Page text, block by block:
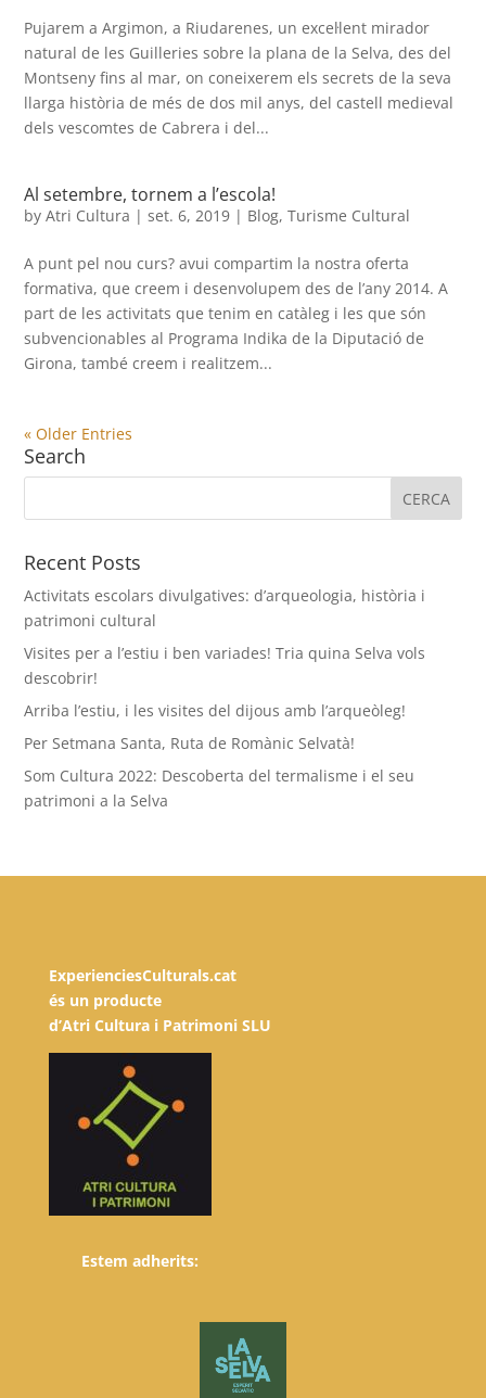
Pujarem a Argimon, a Riudarenes, un excel·lent mirador
natural de les Guilleries sobre la plana de la Selva, des del
Montseny fins al mar, on coneixerem els secrets de la seva
llarga història de més de dos mil anys, del castell medieval
dels vescomtes de Cabrera i del...
Al setembre, tornem a l’escola!
byAtri Cultura |set. 6, 2019 | Blog,Turisme Cultural
A punt pel nou curs? avui compartim la nostra oferta
formativa, que creem i desenvolupem des de l’any 2014. A
part de les activitats que tenim en catàleg i les que són
subvencionables al Programa Indika de la Diputació de
Girona, també creem i realitzem...
« Older Entries
Search
Recent Posts
Activitats escolars divulgatives: d’arqueologia, història i
patrimoni cultural
Visites per a l’estiu i ben variades! Tria quina Selva vols
descobrir!
Arriba l’estiu, i les visites del dijous amb l’arqueòleg!
Per Setmana Santa, Ruta de Romànic Selvatà!
Som Cultura 2022: Descoberta del termalisme i el seu
patrimoni a la Selva
ExperienciesCulturals.cat
és un producte
d’Atri Cultura i Patrimoni SLU
Estem adherits: